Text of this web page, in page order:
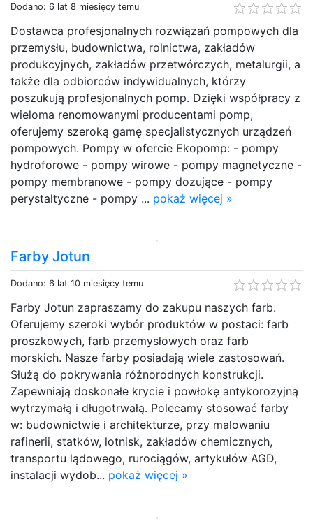
Dodano: 6 lat 8 miesięcy temu
Dostawca profesjonalnych rozwiązań pompowych dla
przemysłu, budownictwa, rolnictwa, zakładów
produkcyjnych, zakładów przetwórczych, metalurgii, a
także dla odbiorców indywidualnych, którzy
poszukują profesjonalnych pomp. Dzięki współpracy z
wieloma renomowanymi producentami pomp,
oferujemy szeroką gamę specjalistycznych urządzeń
pompowych. Pompy w ofercie Ekopomp: - pompy
hydroforowe - pompy wirowe - pompy magnetyczne -
pompy membranowe - pompy dozujące - pompy
perystaltyczne - pompy ... pokaż więcej »
Farby Jotun
Dodano: 6 lat 10 miesięcy temu
Farby Jotun zapraszamy do zakupu naszych farb.
Oferujemy szeroki wybór produktów w postaci: farb
proszkowych, farb przemysłowych oraz farb
morskich. Nasze farby posiadają wiele zastosowań.
Służą do pokrywania różnorodnych konstrukcji.
Zapewniają doskonałe krycie i powłokę antykorozyjną
wytrzymałą i długotrwałą. Polecamy stosować farby
w: budownictwie i architekturze, przy malowaniu
rafinerii, statków, lotnisk, zakładów chemicznych,
transportu lądowego, rurociągów, artykułów AGD,
instalacji wydob... pokaż więcej »